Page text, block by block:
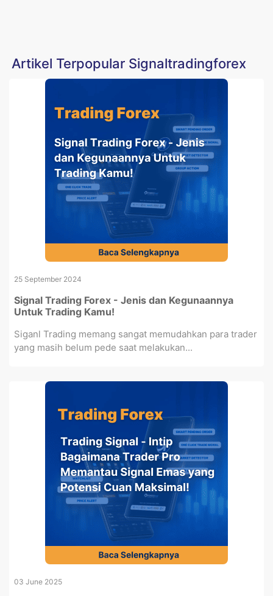
Artikel Terpopular Signaltradingforex
25 September 2024
Signal Trading Forex - Jenis dan Kegunaannya
Untuk Trading Kamu!
Siganl Trading memang sangat memudahkan para trader
yang masih belum pede saat melakukan...
03 June 2025